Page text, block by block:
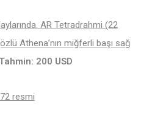
AR Tetradrahmi (22
Athena’nın miğferli başı sağ
200 USD